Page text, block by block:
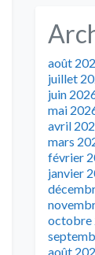
août
juillet
juin
mai
avril
mars
février
janvier
octobre
août